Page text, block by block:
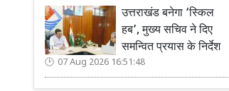
उत्तराखंड बनेगा ‘स्किल
हब’, मुख्य सचिव ने दिए
समन्वित प्रयास के निर्देश
07 Aug 2026 16:51:48